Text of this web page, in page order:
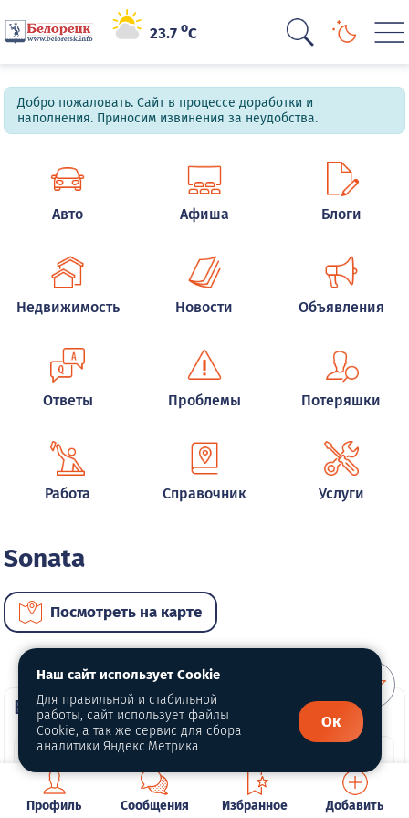
23.7oC
Добро пожаловать. Сайт в процессе доработки и
наполнения. Приносим извинения за неудобства.
Авто Афиша Блоги
Недвижимость Новости Объявления
Ответы Проблемы Потеряшки
Работа Справочник Услуги
Sonata
Посмотреть на карте
ВИП автомобили
Профиль Сообщения Избранное Добавить
Наш сайт использует Cookie
Для правильной и стабильной
работы, сайт использует файлы
Cookie, а так же сервис для сбора
аналитики Яндекс.Метрика
Ок